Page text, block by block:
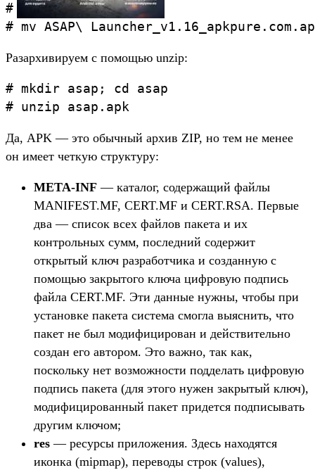
# cd ~/Downloads
# mv ASAP\
Разархивируем с помощью unzip:
# mkdir asap; cd asap
# unzip asap.apk
Да, APK — это обычный архив ZIP, но тем не менее
он имеет четкую структуру:
META-INF — каталог, содержащий файлы
MANIFEST.MF, CERT.MF и CERT.RSA. Первые
два — список всех файлов пакета и их
контрольных сумм, последний содержит
открытый ключ разработчика и созданную с
помощью закрытого ключа цифровую подпись
файла CERT.MF. Эти данные нужны, чтобы при
установке пакета система смогла выяснить, что
пакет не был модифицирован и действительно
создан его автором. Это важно, так как,
поскольку нет возможности подделать цифровую
подпись пакета (для этого нужен закрытый ключ),
модифицированный пакет придется подписывать
другим ключом;
res — ресурсы приложения. Здесь находятся
иконка (mipmap), переводы строк (values),